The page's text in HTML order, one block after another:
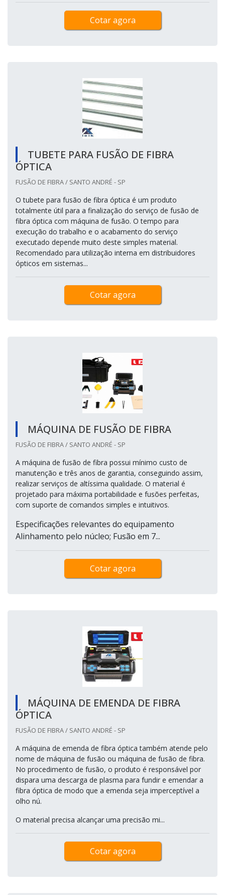
Cotar agora
TUBETE PARA FUSÃO DE FIBRA
ÓPTICA
FUSÃO DE FIBRA / SANTO ANDRÉ - SP
O tubete para fusão de fibra óptica é um produto
totalmente útil para a finalização do serviço de fusão de
fibra óptica com máquina de fusão. O tempo para
execução do trabalho e o acabamento do serviço
executado depende muito deste simples material.
Recomendado para utilização interna em distribuidores
ópticos em sistemas...
Cotar agora
MÁQUINA DE FUSÃO DE FIBRA
FUSÃO DE FIBRA / SANTO ANDRÉ - SP
A máquina de fusão de fibra possui mínimo custo de
manutenção e três anos de garantia, conseguindo assim,
realizar serviços de altíssima qualidade. O material é
projetado para máxima portabilidade e fusões perfeitas,
com suporte de comandos simples e intuitivos.
Especificações relevantes do equipamento
Alinhamento pelo núcleo; Fusão em 7...
Cotar agora
MÁQUINA DE EMENDA DE FIBRA
ÓPTICA
FUSÃO DE FIBRA / SANTO ANDRÉ - SP
A máquina de emenda de fibra óptica também atende pelo
nome de máquina de fusão ou máquina de fusão de fibra.
No procedimento de fusão, o produto é responsável por
dispara uma descarga de plasma para fundir e emendar a
fibra óptica de modo que a emenda seja imperceptível a
olho nú.
O material precisa alcançar uma precisão mi...
Cotar agora